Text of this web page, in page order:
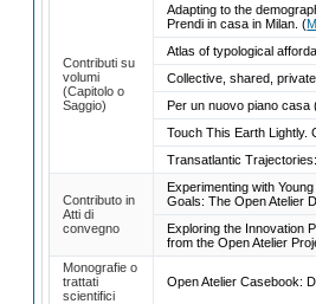
Contributi su
volumi
(Capitolo o
Saggio)
Adapting to the
Prendi in casa in Milan.(
Atlas of typological
Collective, shared,
Per un nuovo piano casa
Touch This Earth Lightly.
Transatlantic
Contributo in
Atti di
convegno
Experimenting with
Goals: The Open Atelier
Exploring the Innovation
from the Open Atelier
Monografie o
trattati
scientifici
Open Atelier Casebook: